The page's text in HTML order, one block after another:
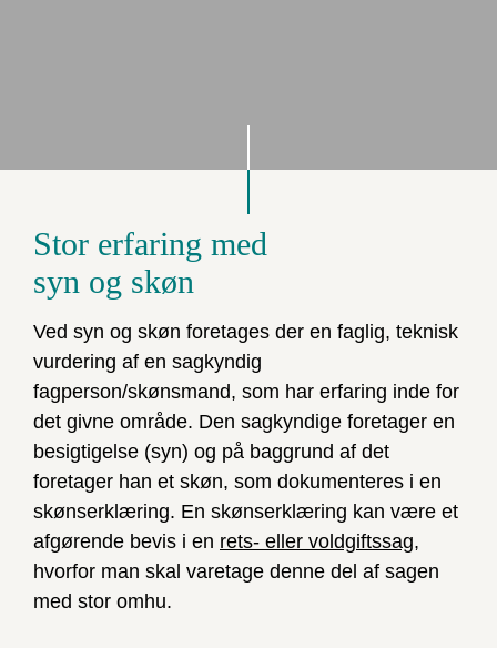
Stor erfaring med
syn og skøn
Ved syn og skøn foretages der en faglig, teknisk
vurdering af en sagkyndig
fagperson/skønsmand, som har erfaring inde for
det givne område. Den sagkyndige foretager en
besigtigelse (syn) og på baggrund af det
foretager han et skøn, som dokumenteres i en
skønserklæring. En skønserklæring kan være et
afgørende bevis i en rets- eller voldgiftssag,
hvorfor man skal varetage denne del af sagen
med stor omhu.